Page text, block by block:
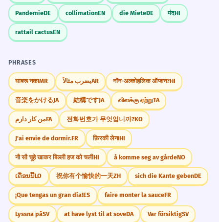
Confusing 'понеже' with the prepositional phrase
'поради'.
✗Понеже, както казах...
Incorrect parenthetical comma placement.
Sentence Patterns
Понеже ___, ___.
Не мога да ___, понеже ___.
Понеже не ___, реших да ___.
INCORRECT
CORRECT
INCORRECT
CORRECT
4
4
Mastery Progress
Needs Practice Improving
Strong Mastered
PandemieDE collimationEN die MieteDE मंदHI
rattail cactusEN
PHRASES
घाबरू नकाMR يضرب مثالاًAR नॉन-अल्कोहलिक ऑप्शन?HI
音楽をかけるJA 結構ですJA விளக்கு ஏற்றுTA
من کار دارمFA 전화번호가 무엇입니까?KO
J'ai envie de dormir.FR फ़िरकी लेनाHI
नौ सौ चूहे खाकर बिल्ली हज को चलीHI å komme seg av gårdeNO
ເດືອນນີ້LO 祝你有个愉快的一天ZH sich die Kante gebenDE
¡Que tengas un gran día!ES faire monter la sauceFR
Lyssna påSV at have lyst til at soveDA Var försiktigSV